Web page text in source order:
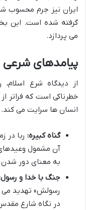
ایران نیز جرم محسوب
گرفته شده است. این
می پردازد.
پیامدهای شرعی
از دیدگاه شرع
خطرناکی است که فراتر
انسان ها سرایت می کند.
گناه کبیره: ربا در
آن مشمول
به معنای دور
جنگ با خدا و
رسولش» تهدید
در نگاه شارع